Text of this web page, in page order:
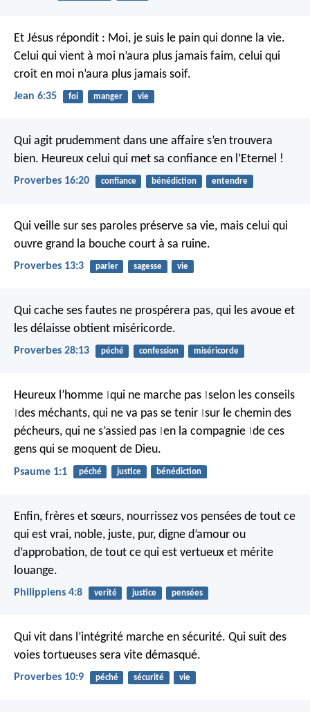
Et Jésus répondit : Moi, je suis le pain qui donne la vie.
Celui qui vient à moi n’aura plus jamais faim, celui qui
croit en moi n’aura plus jamais soif.
Jean 6:35 foi manger vie
Qui agit prudemment dans une affaire s’en trouvera
bien. Heureux celui qui met sa confiance en l’Eternel !
Proverbes 16:20 confiance bénédiction entendre
Qui veille sur ses paroles préserve sa vie, mais celui qui
ouvre grand la bouche court à sa ruine.
Proverbes 13:3 parler sagesse vie
Qui cache ses fautes ne prospérera pas, qui les avoue et
les délaisse obtient miséricorde.
Proverbes 28:13 péché confession miséricorde
Heureux l’homme qui ne marche pas selon les conseils
des méchants, qui ne va pas se tenir sur le chemin des
pécheurs, qui ne s’assied pas en la compagnie de ces
gens qui se moquent de Dieu.
Psaume 1:1 péché justice bénédiction
Enfin, frères et sœurs, nourrissez vos pensées de tout ce
qui est vrai, noble, juste, pur, digne d’amour ou
d’approbation, de tout ce qui est vertueux et mérite
louange.
Philippiens 4:8 verité justice pensées
Qui vit dans l’intégrité marche en sécurité. Qui suit des
voies tortueuses sera vite démasqué.
Proverbes 10:9 péché sécurité vie